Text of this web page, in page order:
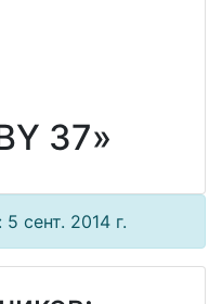
37»
сент. 2014 г.